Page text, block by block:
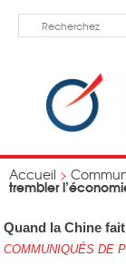
Accueil >
trembler
Quand la Chine
COMMUNIQUÉS DE